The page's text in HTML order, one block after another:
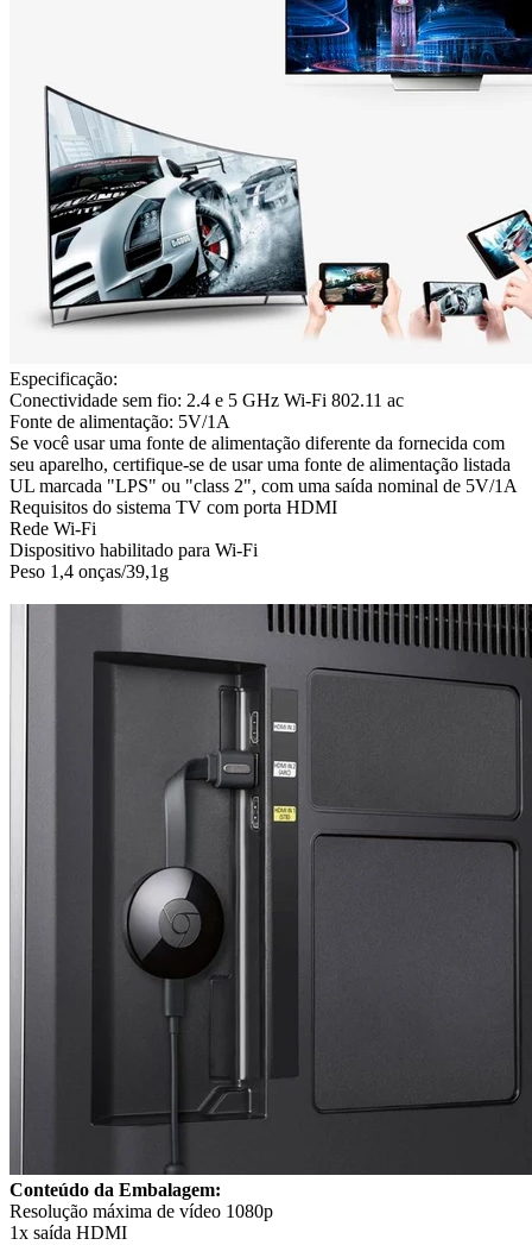
Especificação:
Conectividade sem fio: 2.4 e 5 GHz Wi-Fi 802.11 ac
Fonte de alimentação: 5V/1A
Se você usar uma fonte de alimentação diferente da fornecida com
seu aparelho, certifique-se de usar uma fonte de alimentação listada
UL marcada "LPS" ou "class 2", com uma saída nominal de 5V/1A
Requisitos do sistema TV com porta HDMI
Rede Wi-Fi
Dispositivo habilitado para Wi-Fi
Peso 1,4 onças/39,1g
Conteúdo da Embalagem:
Resolução máxima de vídeo 1080p
1x saída HDMI